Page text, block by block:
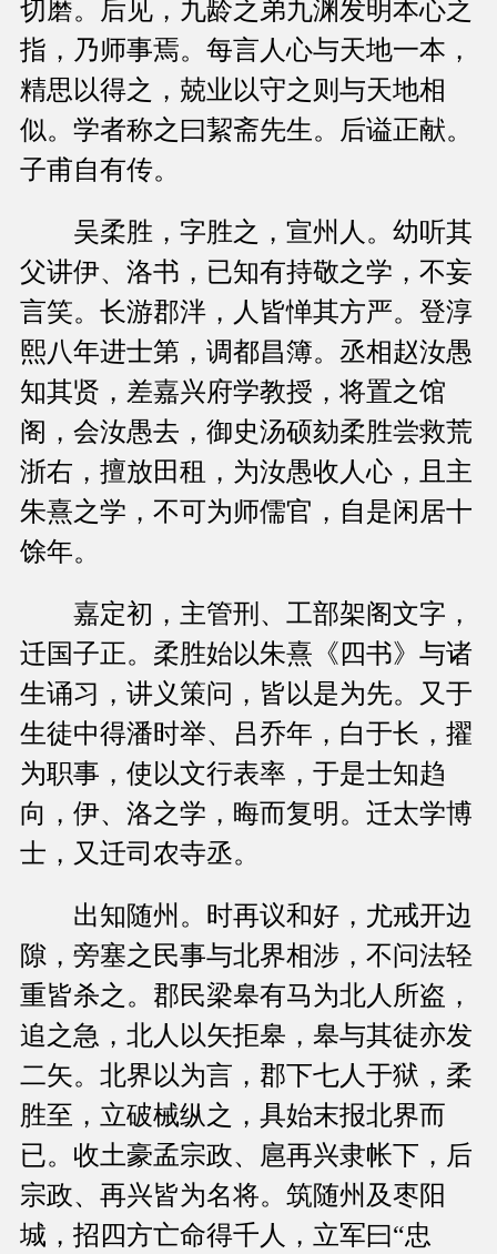
切磨。后见，九龄之弟九渊发明本心之
指，乃师事焉。每言人心与天地一本，
精思以得之，兢业以守之则与天地相
似。学者称之曰絜斋先生。后谥正献。
子甫自有传。
吴柔胜，字胜之，宣州人。幼听其
父讲伊、洛书，已知有持敬之学，不妄
言笑。长游郡泮，人皆惮其方严。登淳
熙八年进士第，调都昌簿。丞相赵汝愚
知其贤，差嘉兴府学教授，将置之馆
阁，会汝愚去，御史汤硕劾柔胜尝救荒
浙右，擅放田租，为汝愚收人心，且主
朱熹之学，不可为师儒官，自是闲居十
馀年。
嘉定初，主管刑、工部架阁文字，
迁国子正。柔胜始以朱熹《四书》与诸
生诵习，讲义策问，皆以是为先。又于
生徒中得潘时举、吕乔年，白于长，擢
为职事，使以文行表率，于是士知趋
向，伊、洛之学，晦而复明。迁太学博
士，又迁司农寺丞。
出知随州。时再议和好，尤戒开边
隙，旁塞之民事与北界相涉，不问法轻
重皆杀之。郡民梁皋有马为北人所盗，
追之急，北人以矢拒皋，皋与其徒亦发
二矢。北界以为言，郡下七人于狱，柔
胜至，立破械纵之，具始末报北界而
已。收土豪孟宗政、扈再兴隶帐下，后
宗政、再兴皆为名将。筑随州及枣阳
城，招四方亡命得千人，立军曰“忠